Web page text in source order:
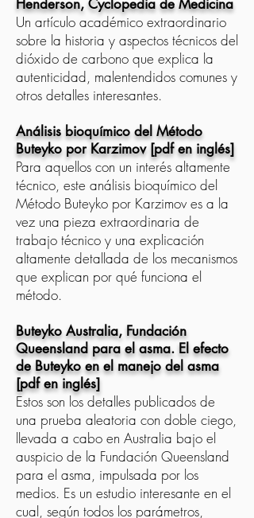
Henderson, Cyclopedia de Medicina
Un artículo académico extraordinario
sobre la historia y aspectos técnicos del
dióxido de carbono que explica la
autenticidad, malentendidos comunes y
otros detalles interesantes.
Análisis bioquímico del Método
Buteyko por Karzimov [pdf en inglés]
Para aquellos con un interés altamente
técnico, este análisis bioquímico del
Método Buteyko por Karzimov es a la
vez una pieza extraordinaria de
trabajo técnico y una explicación
altamente detallada de los mecanismos
que explican por qué funciona el
método.
Buteyko Australia, Fundación
Queensland para el asma. El efecto
de Buteyko en el manejo del asma
[pdf en inglés]
Estos son los detalles publicados de
una prueba aleatoria con doble ciego,
llevada a cabo en Australia bajo el
auspicio de la Fundación Queensland
para el asma, impulsada por los
medios. Es un estudio interesante en el
cual, según todos los parámetros,